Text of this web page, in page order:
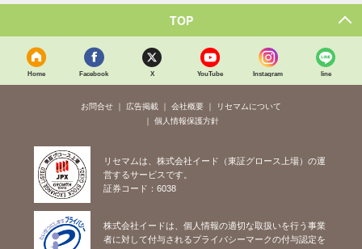
TOP
Home Facebook X YouTube Instagram line
お問合せ 広告掲載 会社概要
リセマムについて
個人情報保護方針
リセマムは、株式会社イード（東証グロース上場）の運
営するサービスです。
証券コード：6038
株式会社イードは、個人情報の適切な取扱いを行う事業
者に対して付与されるプライバシーマークの付与認定を